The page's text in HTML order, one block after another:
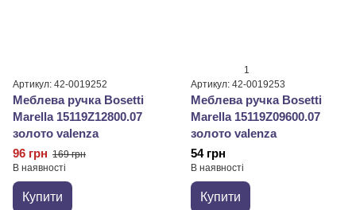
Артикул: 42-0019252
Меблева ручка Bosetti
Marella 15119Z12800.07
золото valenza
96 грн 169 грн
В наявності
Купити
1
Артикул: 42-0019253
Меблева ручка Bosetti
Marella 15119Z09600.07
золото valenza
54 грн
В наявності
Купити